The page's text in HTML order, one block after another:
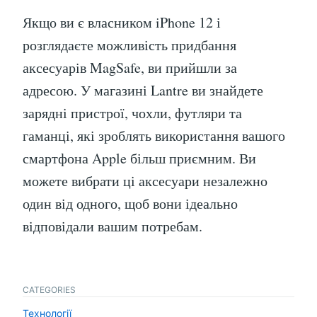
Якщо ви є власником iPhone 12 і
розглядаєте можливість придбання
аксесуарів MagSafe, ви прийшли за
адресою. У магазині Lantre ви знайдете
зарядні пристрої, чохли, футляри та
гаманці, які зроблять використання вашого
смартфона Apple більш приємним. Ви
можете вибрати ці аксесуари незалежно
один від одного, щоб вони ідеально
відповідали вашим потребам.
CATEGORIES
Технології